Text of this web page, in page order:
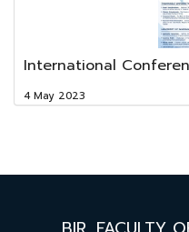
International
4 May 2023